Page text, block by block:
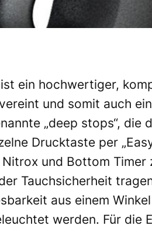
ist ein hochwertiger,
und somit auch
„deep stops“,
Drucktaste per
und Bottom Timer
Tauchsicherheit
aus einem
werden. Für die